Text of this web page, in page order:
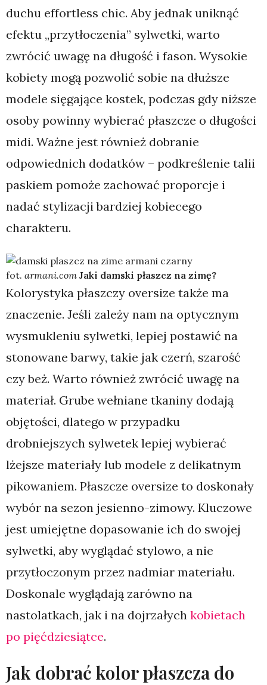
duchu effortless chic. Aby jednak uniknąć
efektu „przytłoczenia” sylwetki, warto
zwrócić uwagę na długość i fason. Wysokie
kobiety mogą pozwolić sobie na dłuższe
modele sięgające kostek, podczas gdy niższe
osoby powinny wybierać płaszcze o długości
midi. Ważne jest również dobranie
odpowiednich dodatków – podkreślenie talii
paskiem pomoże zachować proporcje i
nadać stylizacji bardziej kobiecego
charakteru.
fot. armani.com Jaki damski płaszcz na zimę?
Kolorystyka płaszczy oversize także ma
znaczenie. Jeśli zależy nam na optycznym
wysmukleniu sylwetki, lepiej postawić na
stonowane barwy, takie jak czerń, szarość
czy beż. Warto również zwrócić uwagę na
materiał. Grube wełniane tkaniny dodają
objętości, dlatego w przypadku
drobniejszych sylwetek lepiej wybierać
lżejsze materiały lub modele z delikatnym
pikowaniem. Płaszcze oversize to doskonały
wybór na sezon jesienno-zimowy. Kluczowe
jest umiejętne dopasowanie ich do swojej
sylwetki, aby wyglądać stylowo, a nie
przytłoczonym przez nadmiar materiału.
Doskonale wyglądają zarówno na
nastolatkach, jak i na dojrzałych kobietach
po pięćdziesiątce.
Jak dobrać kolor płaszcza do